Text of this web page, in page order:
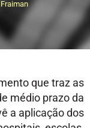
que traz as
médio prazo da
a aplicação dos